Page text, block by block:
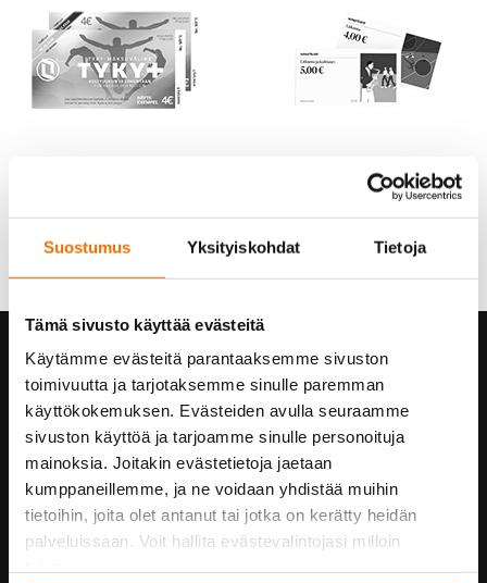
Suostumus Yksityiskohdat Tietoja
Tämä sivusto käyttää evästeitä
Käytämme evästeitä parantaaksemme sivuston
toimivuutta ja tarjotaksemme sinulle paremman
käyttökokemuksen. Evästeiden avulla seuraamme
sivuston käyttöä ja tarjoamme sinulle personoituja
mainoksia. Joitakin evästetietoja jaetaan
kumppaneillemme, ja ne voidaan yhdistää muihin
tietoihin, joita olet antanut tai jotka on kerätty heidän
palveluissaan. Voit hallita evästevalintojasi milloin
Hukka yrityksenä
Yhteystiedot
Hukan historiaa
Vastuullisuus
Turvallisuus Hukassa
Töihin Hukkaan
Yrityskumppaneille